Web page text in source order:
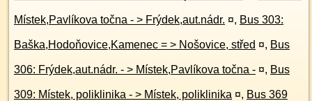
Místek,Pavlíkova točna - > Frýdek,aut.nádr. ¤, Bus 303:
Baška,Hodoňovice,Kamenec = > Nošovice, střed ¤, Bus
306: Frýdek,aut.nádr. - > Místek,Pavlíkova točna - ¤, Bus
309: Místek, poliklinika - > Místek, poliklinika ¤, Bus 369